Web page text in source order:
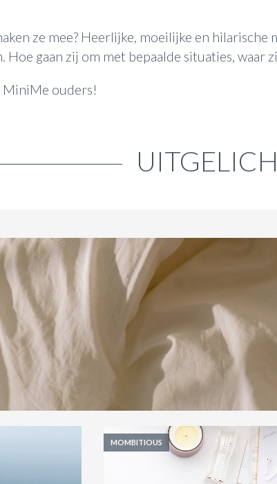
ze mee? Heerlijke, moeilijke en
gaan zij om met bepaalde situaties, waar
MiniMe ouders!
MOMBITIOUS